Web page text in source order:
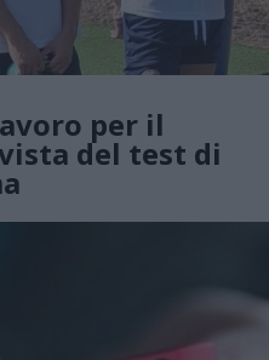
per il
del test di